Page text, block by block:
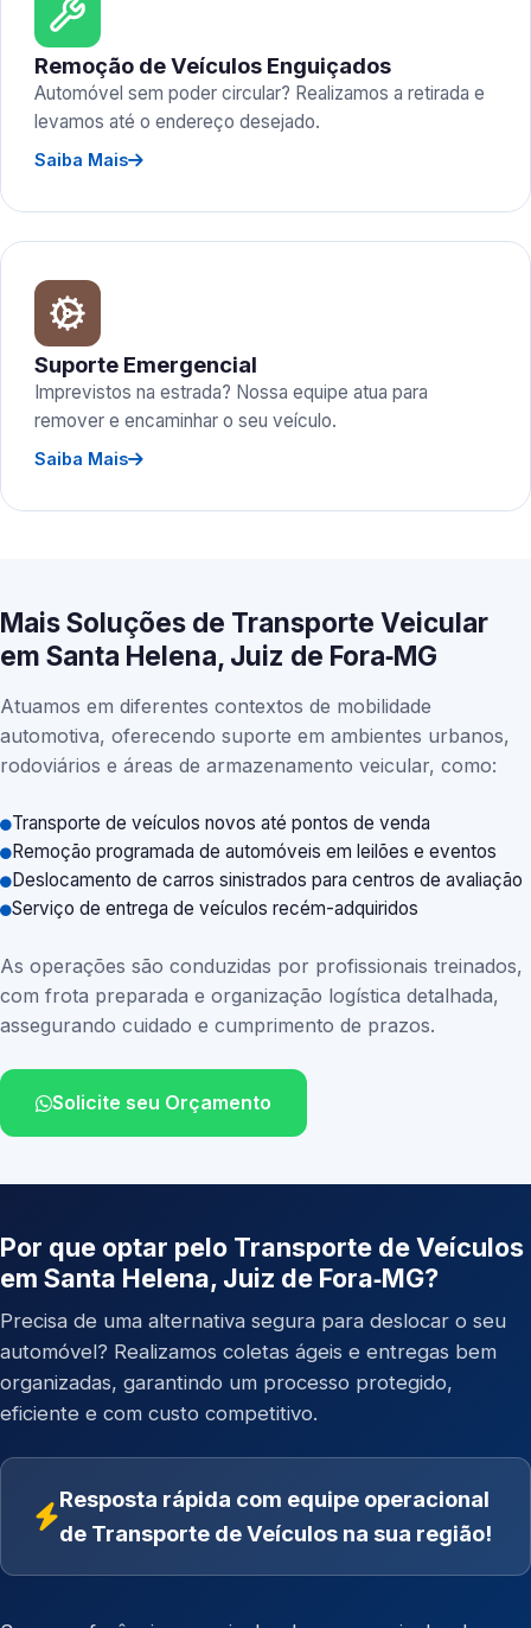
Remoção de Veículos Enguiçados
Automóvel sem poder circular? Realizamos a retirada e
levamos até o endereço desejado.
Saiba Mais
Suporte Emergencial
Imprevistos na estrada? Nossa equipe atua para
remover e encaminhar o seu veículo.
Saiba Mais
Mais Soluções de Transporte Veicular
em Santa Helena, Juiz de Fora‑MG
Atuamos em diferentes contextos de mobilidade
automotiva, oferecendo suporte em ambientes urbanos,
rodoviários e áreas de armazenamento veicular, como:
Transporte de veículos novos até pontos de venda
Remoção programada de automóveis em leilões e eventos
Deslocamento de carros sinistrados para centros de avaliação
Serviço de entrega de veículos recém-adquiridos
As operações são conduzidas por profissionais treinados,
com frota preparada e organização logística detalhada,
assegurando cuidado e cumprimento de prazos.
Solicite seu Orçamento
Por que optar pelo Transporte de Veículos
em Santa Helena, Juiz de Fora‑MG?
Precisa de uma alternativa segura para deslocar o seu
automóvel? Realizamos coletas ágeis e entregas bem
organizadas, garantindo um processo protegido,
eficiente e com custo competitivo.
Resposta rápida com equipe operacional
de Transporte de Veículos na sua região!